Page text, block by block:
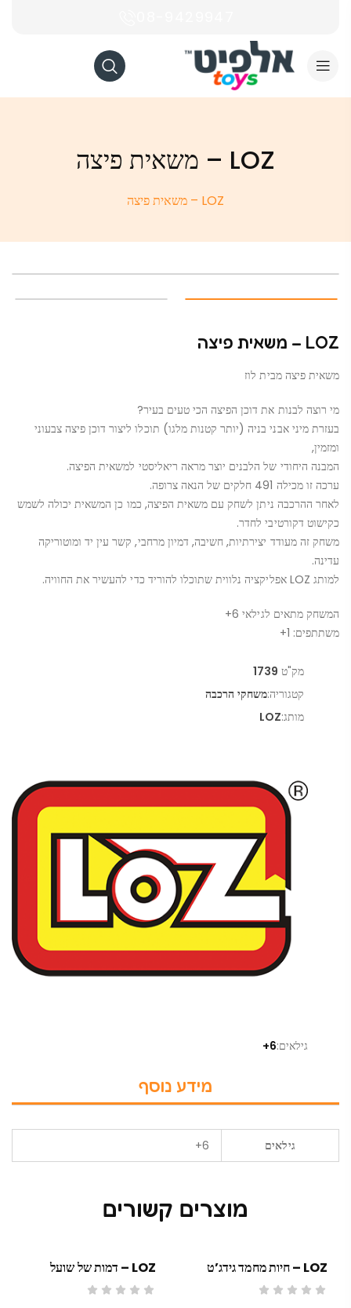
LOZ – משאית פיצה
LOZ – משאית פיצה
LOZ – משאית פיצה
משאית פיצה מבית לוז
מי רוצה לבנות את דוכן הפיצה הכי טעים בעיר?
בעזרת מיני אבני בניה (יותר קטנות מלגו) תוכלו ליצור דוכן פיצה צבעוני
ומזמין,
המבנה היחודי של הלבנים יוצר מראה ריאליסטי למשאית הפיצה.
ערכה זו מכילה 491 חלקים של הנאה צרופה.
לאחר ההרכבה ניתן לשחק עם משאית הפיצה, כמו כן המשאית יכולה לשמש
כקישוט דקורטיבי לחדר.
משחק זה מעודד יצירתיות, חשיבה, דמיון מרחבי, קשר עין יד ומוטוריקה
עדינה.
למותג LOZ אפליקציה נלווית שתוכלו להוריד כדי להעשיר את החוויה.
המשחק מתאים לגילאי 6+
משתתפים: 1+
מק"ט 1739
קטגוריה:משחקי הרכבה
מותג:LOZ
גילאים:6+
מידע נוסף
גילאים 6+
מוצרים קשורים
LOZ – חיות מחמד גידג’ט LOZ – דמות של שועל